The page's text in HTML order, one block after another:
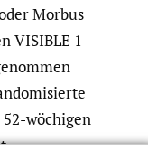
Morbus
VISIBLE 1
wöchigen